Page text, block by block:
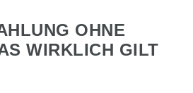
OHNE
WIRKLICH GILT